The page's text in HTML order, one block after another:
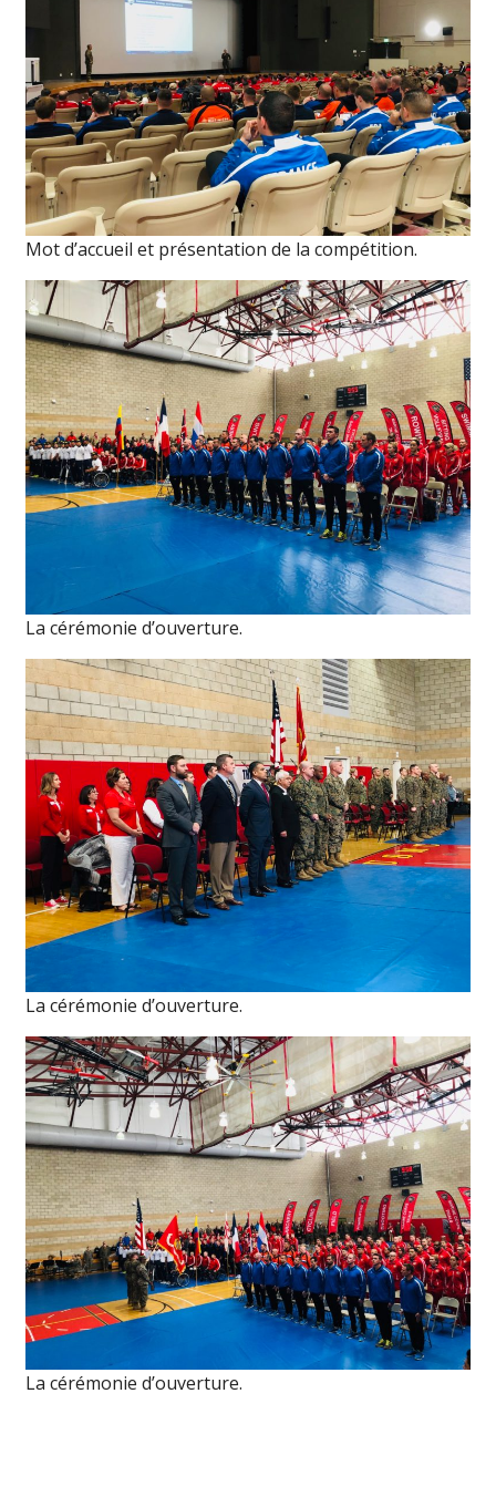
Mot d’accueil et présentation de la compétition.
La cérémonie d’ouverture.
La cérémonie d’ouverture.
La cérémonie d’ouverture.